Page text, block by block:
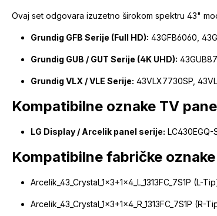
Ovaj set odgovara izuzetno širokom spektru 43"
Grundig GFB Serije (Full HD): 43GFB6060,
Grundig GUB / GUT Serije (4K UHD):
Grundig VLX / VLE Serije: 43VLX7730SP,
Kompatibilne oznake TV
LG Display / Arcelik panel serije: LC430EGQ-
Kompatibilne fabričke
Arcelik_43_Crystal_1x3+1x4_L_1313FC_7S1P (L-
Arcelik_43_Crystal_1x3+1x4_R_1313FC_7S1P (R-